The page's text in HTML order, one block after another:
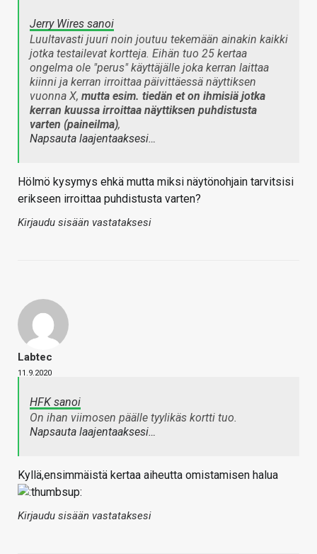
Jerry Wires sanoi
Luultavasti juuri noin joutuu tekemään ainakin kaikki
jotka testailevat kortteja. Eihän tuo 25 kertaa
ongelma ole "perus" käyttäjälle joka kerran laittaa
kiinni ja kerran irroittaa päivittäessä näyttiksen
vuonna X, mutta esim. tiedän et on ihmisiä jotka
kerran kuussa irroittaa näyttiksen puhdistusta
varten (paineilma),
Napsauta laajentaaksesi…
Hölmö kysymys ehkä mutta miksi näytönohjain tarvitsisi
erikseen irroittaa puhdistusta varten?
Kirjaudu sisään vastataksesi
Labtec
11.9.2020
HFK sanoi
On ihan viimosen päälle tyylikäs kortti tuo.
Napsauta laajentaaksesi…
Kyllä,ensimmäistä kertaa aiheutta omistamisen halua
Kirjaudu sisään vastataksesi